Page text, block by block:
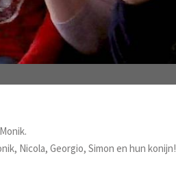
Nicola, Georgio, Simon en hun konijn!